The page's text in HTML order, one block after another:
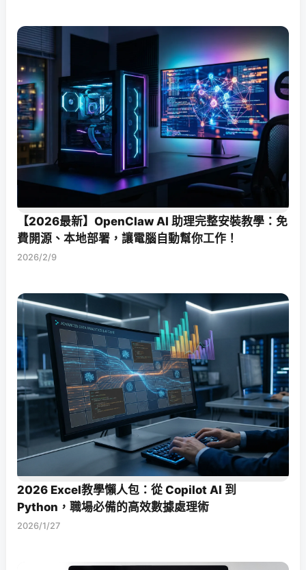
【2026最新】OpenClaw AI 助理完整安裝教學：免
費開源、本地部署，讓電腦自動幫你工作！
2026/2/9
2026 Excel教學懶人包：從 Copilot AI 到
Python，職場必備的高效數據處理術
2026/1/27